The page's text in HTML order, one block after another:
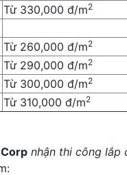
Từ 330,000 đ/m2
Từ 260,000 đ/m2
Từ 290,000 đ/m2
Từ 300,000 đ/m2
Từ 310,000 đ/m2
nhận thi công lắp